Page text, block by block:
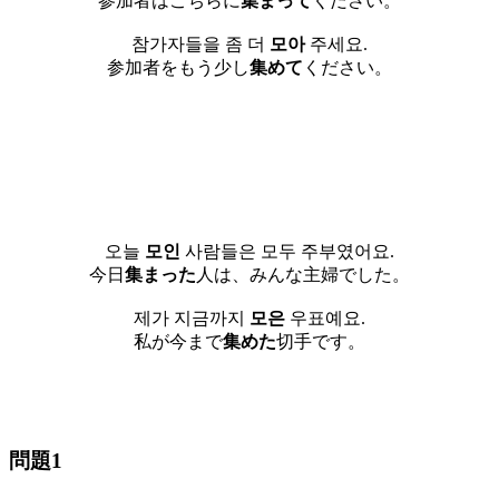
참가자들을 좀 더 모아주세요.
参加者をもう少し集めて ください。
오늘 모인 사람들은 모두 주부였어요.
今日 集まった 人は、みんな主婦でした。
제가 지금까지 모은 우표예요.
私が今まで集めた切手です。
問題1